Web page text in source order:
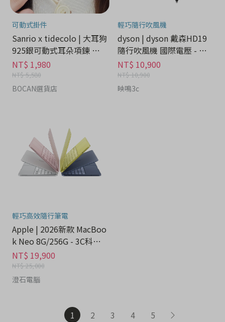
可動式掛件
Sanrio x tidecolo | 大耳狗
925銀可動式耳朵項鍊 禮
盒 - 流行潮牌分期
NT$ 1,980
NT$ 5,580
BOCAN選貨店
輕巧隨行吹風機
dyson | dyson 戴森HD19
隨行吹風機 國際電壓 - 家
電分期
NT$ 10,900
NT$ 10,900
映鳴3c
輕巧高效隨行筆電
Apple | 2026新款 MacBoo
k Neo 8G/256G - 3C科技
分期
NT$ 19,900
NT$ 25,000
澄石電腦
1 2 3 4 5